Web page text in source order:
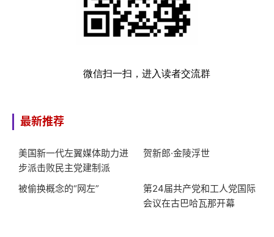
微信扫一扫，进入读者交流群
最新推荐
美国新一代左翼媒体助力进
步派击败民主党建制派
贺新郎·金陵浮世
被偷换概念的“网左”
第24届共产党和工人党国际
会议在古巴哈瓦那开幕